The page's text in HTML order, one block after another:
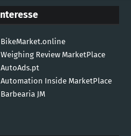
BikeMarket.online
Weighing Review MarketPlace
AutoAds.pt
Automation Inside MarketPlace
Barbearia JM